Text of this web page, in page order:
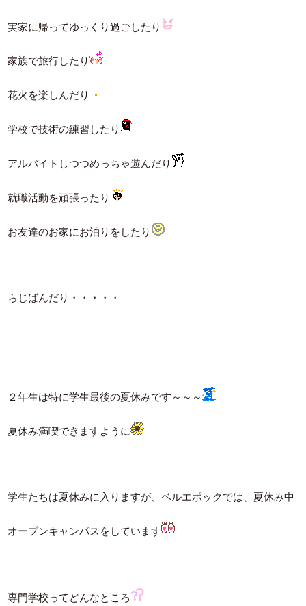
実家に帰ってゆっくり過ごしたり
家族で旅行したり
花火を楽しんだり
学校で技術の練習したり
アルバイトしつつめっちゃ遊んだり
就職活動を頑張ったり
お友達のお家にお泊りをしたり
らじばんだり・・・・・
２年生は特に学生最後の夏休みです～～～
夏休み満喫できますように
学生たちは夏休みに入りますが、ベルエポックでは、夏休み中
オープンキャンパスをしています
専門学校ってどんなところ